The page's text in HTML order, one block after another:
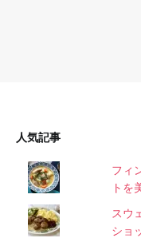
人気記事
フィ
トを
スウ
ショ